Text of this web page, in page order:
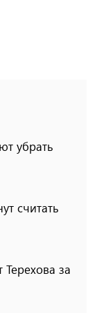
убрать
считать
за